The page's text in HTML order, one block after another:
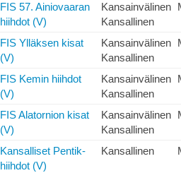
FIS 57. Ainiovaaran
hiihdot (V)
Kansainvälinen
Kansallinen
FIS Ylläksen kisat
(V)
Kansainvälinen
Kansallinen
FIS Kemin hiihdot
(V)
Kansainvälinen
Kansallinen
FIS Alatornion kisat
(V)
Kansainvälinen
Kansallinen
Kansalliset Pentik-
hiihdot (V)
Kansallinen